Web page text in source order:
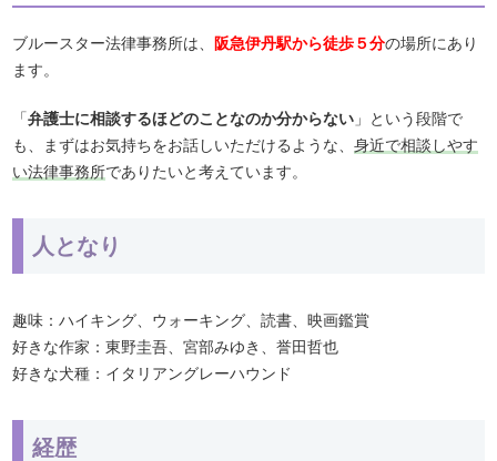
ブルースター法律事務所は、阪急伊丹駅から徒歩５分の場所にあり
ます。
「弁護士に相談するほどのことなのか分からない 」という段階で
も、まずはお気持ちをお話しいただけるような、身近で相談しやす
い法律事務所でありたいと考えています。
人となり
趣味：ハイキング、ウォーキング、読書、映画鑑賞
好きな作家：東野圭吾、宮部みゆき、誉田哲也
好きな犬種：イタリアングレーハウンド
経歴